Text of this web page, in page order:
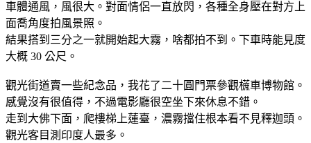
車體通風，風很大。對面情侶一直放閃，各種全身壓在對方上
面喬角度拍風景照。
結果搭到三分之一就開始起大霧，啥都拍不到。下車時能見度
大概 30 公尺。
觀光街道賣一些紀念品，我花了二十圓門票參觀𣞢車博物館。
感覺沒有很值得，不過電影廳很空坐下來休息不錯。
走到大佛下面，爬樓梯上蓮臺，濃霧擋住根本看不見釋迦頭。
觀光客目測印度人最多。